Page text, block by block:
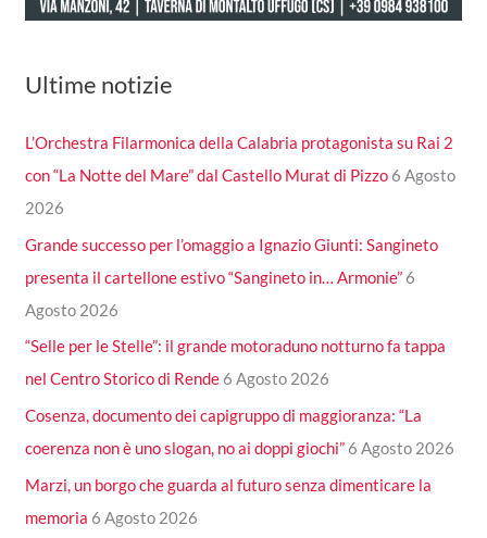
Ultime notizie
L’Orchestra Filarmonica della Calabria protagonista su Rai 2
con “La Notte del Mare” dal Castello Murat di Pizzo 6 Agosto
2026
Grande successo per l’omaggio a Ignazio Giunti: Sangineto
presenta il cartellone estivo “Sangineto in… Armonie” 6
Agosto 2026
“Selle per le Stelle”: il grande motoraduno notturno fa tappa
nel Centro Storico di Rende 6 Agosto 2026
Cosenza, documento dei capigruppo di maggioranza: “La
coerenza non è uno slogan, no ai doppi giochi” 6 Agosto 2026
Marzi, un borgo che guarda al futuro senza dimenticare la
memoria 6 Agosto 2026